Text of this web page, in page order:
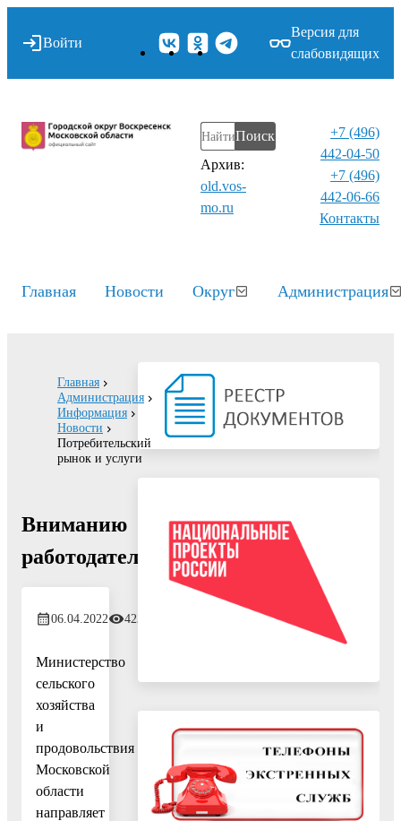
Войти
Версия для
слабовидящих
Поиск
Архив:
old.vos-
mo.ru
+7 (496)
442-04-50
+7 (496)
442-06-66
Контакты⁠
Главная Новости Округ Администрация
Главная
Администрация
Информация
Новости
Потребительский
рынок и услуги
Вниманию
работодателей!
06.04.2022 423
Министерство
сельского
хозяйства
и
продовольствия
Московской
области
направляет